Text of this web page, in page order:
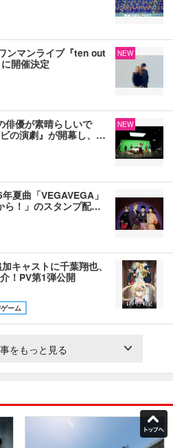
ンマンライブ『ten out
開催決定
NEW
俳優が素晴らしいで
の演劇』が開幕し、…
NEW
夏曲「VEGAVEGA」
！」のスタンプ配…
キャストに千葉翔也、
！PV第1弾公開
ーム
をもっと見る